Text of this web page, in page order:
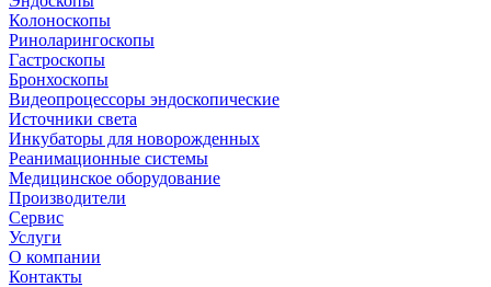
Колоноскопы
Риноларингоскопы
Гастроскопы
Бронхоскопы
Видеопроцессоры эндоскопические
Источники света
Инкубаторы для новорожденных
Реанимационные системы
Медицинское оборудование
Производители
Сервис
Услуги
О компании
Контакты